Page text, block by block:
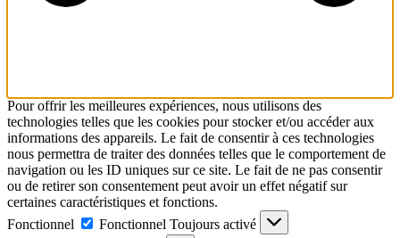
Pour offrir les meilleures expériences, nous utilisons des
technologies telles que les cookies pour stocker et/ou accéder aux
informations des appareils. Le fait de consentir à ces technologies
nous permettra de traiter des données telles que le comportement de
navigation ou les ID uniques sur ce site. Le fait de ne pas consentir
ou de retirer son consentement peut avoir un effet négatif sur
certaines caractéristiques et fonctions.
Fonctionnel
Fonctionnel Toujours activé